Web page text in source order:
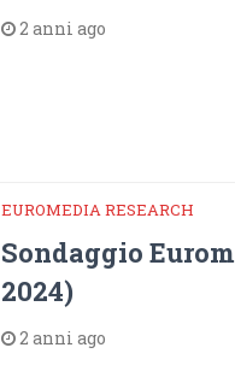
2 anni ago
EUROMEDIA RESEARCH
Sondaggio
2024)
2 anni ago